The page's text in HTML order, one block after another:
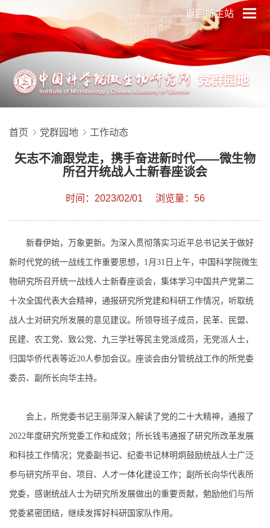
返回所主站
首页 党群园地 工作动态
矢志不渝跟党走，携手奋进新时代——微生物
所召开统战人士新春座谈会
时间：2023/02/01 浏览量：56
新春伊始，万象更新。为深入贯彻落实习近平总书记关于做好
新时代党的统一战线工作重要思想，1月31日上午，中国科学院微生
物研究所召开统一战线人士新春座谈会，集体学习中国共产党第二
十次全国代表大会精神，通报研究所党建和科研工作情况，听取统
战人士对研究所发展的意见建议。所领导班子成员，民革、民盟、
民建、农工党、致公党、九三学社等民主党派成员，无党派人士，
归国华侨代表等近20人参加会议。座谈会由分管统战工作的所党委
委员、副所长向华主持。
会上，所党委书记王丽萍深入解读了党的二十大精神，通报了
2022年度研究所党委工作和成效；所长钱韦通报了研究所改革发展
和科技工作情况；党委副书记、纪委书记林明炯鼓励统战人士广泛
参与研究所平台、项目、人才一体化建设工作；副所长向华代表所
党委，感谢统战人士为研究所发展做出的重要贡献，勉励他们与所
党委紧密团结，继续发挥好科研国家队作用。